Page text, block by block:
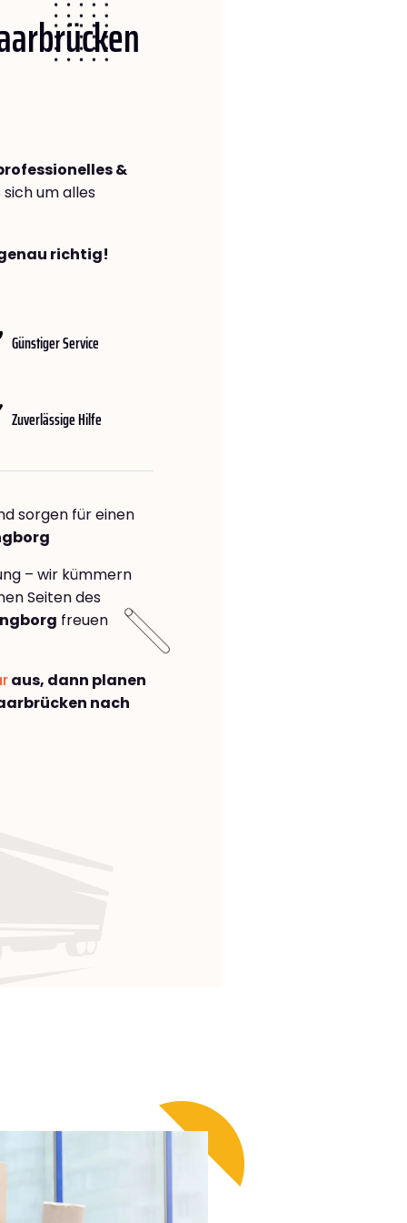
&
sich um alles
richtig!
Günstiger Service
Zuverlässige Hilfe
sorgen für einen
– wir kümmern
Seiten des
freuen
aus, dann planen
nach